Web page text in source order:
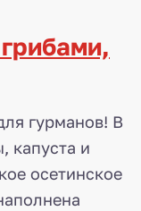
гурманов! В
капуста и
осетинское